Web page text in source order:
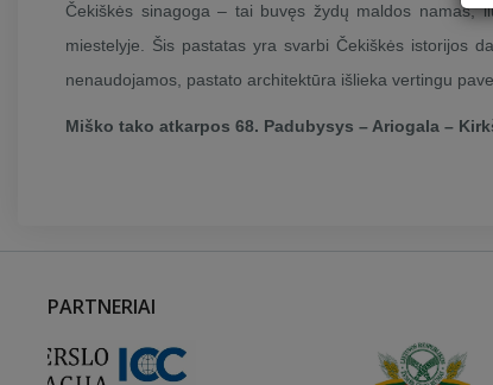
Čekiškės sinagoga – tai buvęs žydų maldos namas,
miestelyje. Šis pastatas yra svarbi Čekiškės istorijos
nenaudojamos, pastato architektūra išlieka vertingu
Miško tako atkarpos 68. Padubysys – Ariogala –
PARTNERIAI